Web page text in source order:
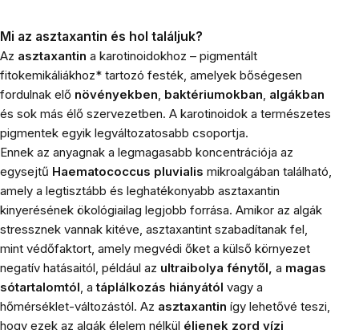
Mi az asztaxantin és hol találjuk?
Az asztaxantin a karotinoidokhoz – pigmentált
fitokemikáliákhoz* tartozó festék, amelyek bőségesen
fordulnak elő növényekben, baktériumokban, algákban
és sok más élő szervezetben. A karotinoidok a természetes
pigmentek egyik legváltozatosabb csoportja.
Ennek az anyagnak a legmagasabb koncentrációja az
egysejtű Haematococcus pluvialis mikroalgában található,
amely a legtisztább és leghatékonyabb asztaxantin
kinyerésének ökológiailag legjobb forrása. Amikor az algák
stressznek vannak kitéve, asztaxantint szabadítanak fel,
mint védőfaktort, amely megvédi őket a külső környezet
negatív hatásaitól, például az ultraibolya fénytől, a magas
sótartalomtól, atáplálkozás hiányától vagy a
hőmérséklet-változástól. Az asztaxantin így lehetővé teszi,
hogy ezek az algák élelem nélkül éljenek zord vízi